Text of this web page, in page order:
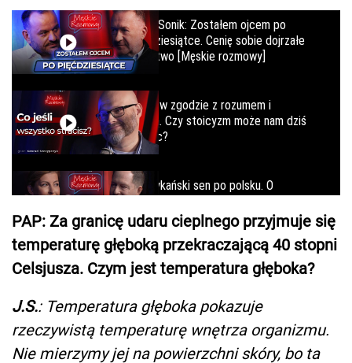
PAP: Za granicę udaru cieplnego przyjmuje się
temperaturę głęboką przekraczającą 40 stopni
Celsjusza. Czym jest temperatura głęboka?
J.S.: Temperatura głęboka pokazuje
rzeczywistą temperaturę wnętrza organizmu.
Nie mierzymy jej na powierzchni skóry, bo ta